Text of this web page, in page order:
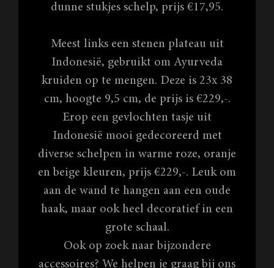
dunne stukjes schelp, prijs €17,95.
Meest links een stenen plateau uit
Indonesië, gebruikt om Ayurveda
kruiden op te mengen. Deze is 23x 38
cm, hoogte 9,5 cm, de prijs is €229,-.
Erop een gevlochten tasje uit
Indonesië mooi gedecoreerd met
diverse schelpen in warme roze, oranje
en beige kleuren, prijs €229,-. Leuk om
aan de wand te hangen aan een oude
haak, maar ook heel decoratief in een
grote schaal.
Ook op zoek naar bijzondere
accessoires? We helpen je graag bij ons